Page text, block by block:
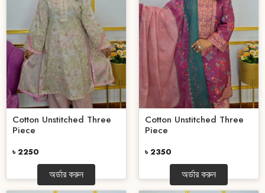
Cotton Unstitched Three
Piece
৳ 2250
অর্ডার করুন
Cotton Unstitched Three
Piece
৳ 2350
অর্ডার করুন